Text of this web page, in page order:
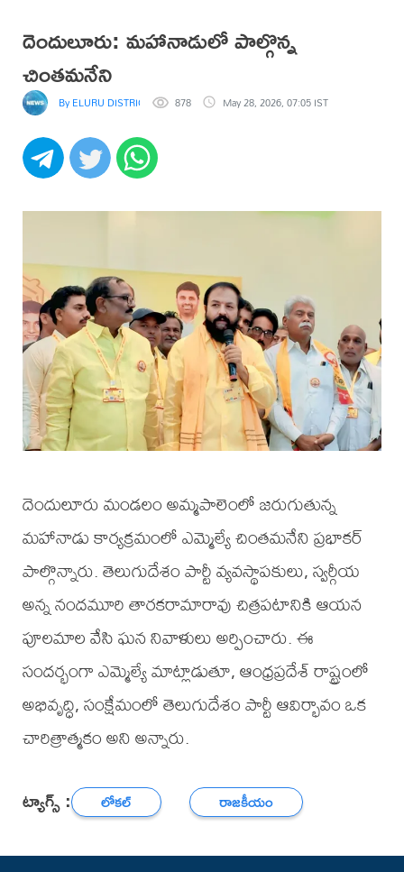
దెందులూరు: మహానాడులో పాల్గొన్న
చింతమనేని
By ELURU DISTRICT NEWS878 May 28, 2026, 07:05 IST
దెందులూరు మండలం అమ్మపాలెంలో జరుగుతున్న
మహానాడు కార్యక్రమంలో ఎమ్మెల్యే చింతమనేని ప్రభాకర్
పాల్గొన్నారు. తెలుగుదేశం పార్టీ వ్యవస్థాపకులు, స్వర్గీయ
అన్న నందమూరి తారకరామారావు చిత్రపటానికి ఆయన
పూలమాల వేసి ఘన నివాళులు అర్పించారు. ఈ
సందర్భంగా ఎమ్మెల్యే మాట్లాడుతూ, ఆంధ్రప్రదేశ్ రాష్ట్రంలో
అభివృద్ధి, సంక్షేమంలో తెలుగుదేశం పార్టీ ఆవిర్భావం ఒక
చారిత్రాత్మకం అని అన్నారు.
ట్యాగ్స్ : లోకల్ రాజకీయం